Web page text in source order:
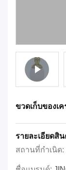
ขวดเก็บของเ
รายละเอียดสิ
สถานที่กำเนิด: